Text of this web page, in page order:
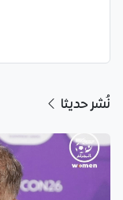
نُشر حديثا